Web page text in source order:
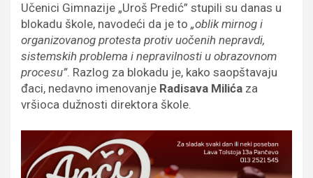
Učenici Gimnazije „Uroš Predić” stupili su danas u
blokadu škole, navodeći da je to „oblik mirnog i
organizovanog protesta protiv uočenih nepravdi,
sistemskih problema i nepravilnosti u obrazovnom
procesu”. Razlog za blokadu je, kako saopštavaju
đaci, nedavno imenovanje Radisava Milića za
vršioca dužnosti direktora škole.